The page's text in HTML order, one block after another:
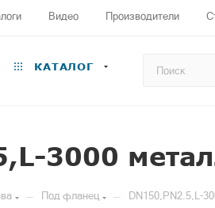
Видео Производители
КАТАЛОГ
3000
— Под фланец — DN150,PN2.5,L-